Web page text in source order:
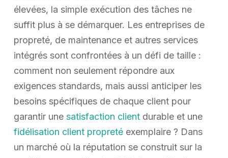
élevées, la simple exécution des tâches ne
suffit plus à se démarquer. Les entreprises de
propreté, de maintenance et autres services
intégrés sont confrontées à un défi de taille :
comment non seulement répondre aux
exigences standards, mais aussi anticiper les
besoins spécifiques de chaque client pour
garantir une satisfaction clientdurable et une
fidélisation client propretéexemplaire ? Dans
un marché où la réputation se construit sur la